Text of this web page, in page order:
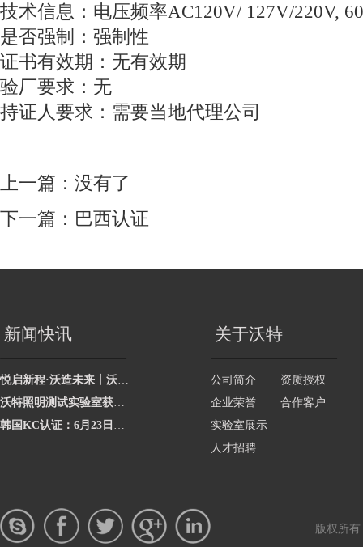
技术信息：电压频率AC120V/ 127V/220V,
是否强制：强制性
证书有效期：无有效期
验厂要求：无
持证人要求：需要当地代理公司
上一篇：没有了
下一篇： 巴西认证
新闻快讯
悦启新程·沃造未来丨沃特学院2026年度讲师聘任暨2025年度优秀讲师颁奖活动圆
沃特照明测试实验室获澳洲灯具最新标准CNAS资质，助力企业合规出海澳洲市场
韩国KC认证：6月23日起将执行更严格的网络摄像头安全要求
关于沃特
公司简介
资质授权
企业荣誉
合作客户
实验室展示
人才招聘
版权所